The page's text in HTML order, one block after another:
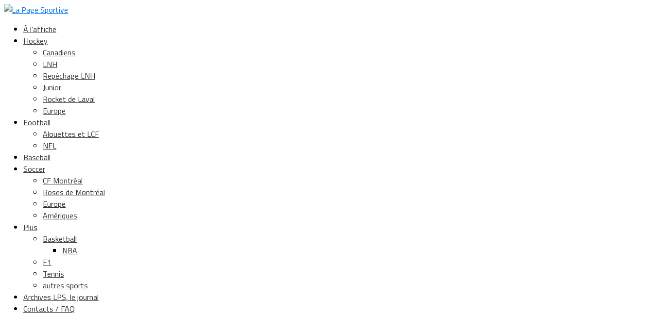
À l’affiche
Hockey
Canadiens
LNH
Repêchage LNH
Junior
Rocket de Laval
Europe
Football
Alouettes et LCF
NFL
Baseball
Soccer
CF Montréal
Roses de Montréal
Europe
Amériques
Plus
Basketball
NBA
F1
Tennis
autres sports
Archives LPS, le journal
Contacts / FAQ